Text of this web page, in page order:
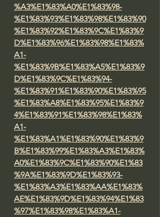
%A3%E1%83%A0%E1%83%98-
%E1%83%93%E1%83%98%E1%83%90
%E1%83%92%E1%83%9C%E1%83%9
D%E1%83%96%E1%83%98%E1%83%
A1-
%E1%83%9B%E1%83%A5%E1%83%9
D%E1%83%9C%E1%83%94-
%E1%83%91%E1%83%90%E1%83%95
%E1%83%A8%E1%83%95%E1%83%9
4%E1%83%91%E1%83%98%E1%83%
A1-
%E1%83%A1%E1%83%90%E1%83%9
B%E1%83%99%E1%83%A3%E1%83%
A0%E1%83%9C%E1%83%90%E1%83
%9A%E1%83%9D%E1%83%93-
%E1%83%A3%E1%83%AA%E1%83%
AE%E1%83%9D%E1%83%94%E1%83
%97%E1%83%98%E1%83%A1-